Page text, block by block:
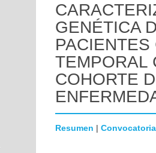
GENÉTICA
TEMPORAL
COHORTE
Resumen | Convocatoria